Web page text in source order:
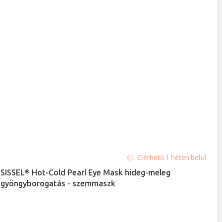
SISSEL® Hot-Cold Pearl Eye Mask hideg-meleg
gyöngyborogatás - szemmaszk
átlagos
értékelése
Elérhető 1 héten belül